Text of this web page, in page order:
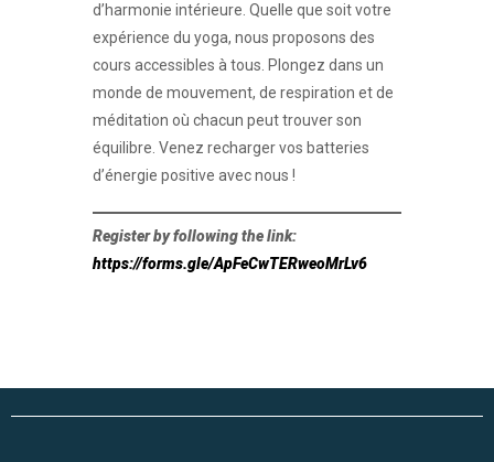
d’harmonie intérieure. Quelle que soit votre
expérience du yoga, nous proposons des
cours accessibles à tous. Plongez dans un
monde de mouvement, de respiration et de
méditation où chacun peut trouver son
équilibre. Venez recharger vos batteries
d’énergie positive avec nous !
Register by following the link:
https://forms.gle/ApFeCwTERweoMrLv6